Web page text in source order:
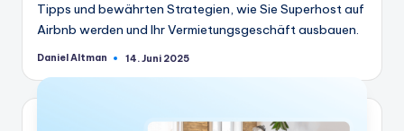
Tipps und bewährten Strategien, wie Sie Superhost auf
Airbnb werden und Ihr Vermietungsgeschäft ausbauen.
Geschrieben
Daniel Altman 14. Juni 2025